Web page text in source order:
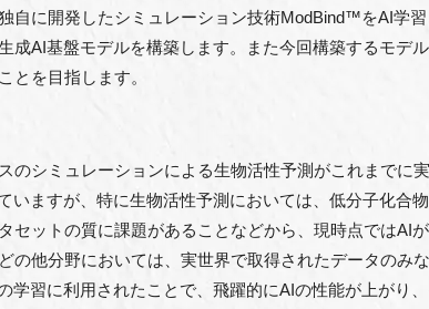
自に開発したシミュレーション技術ModBind™をAI学
成AI基盤モデルを構築します。また今回構築するモデ
とを目指します。
のシミュレーションによる生物活性予測がこれまでに
いますが、特に生物活性予測においては、低分子化合
セットの質に課題があることなどから、現時点ではAI
の他分野においては、実世界で取得されたデータのみ
学習に利用されたことで、飛躍的にAIの性能が上がり